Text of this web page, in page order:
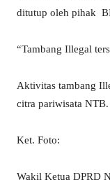
ditutup oleh pihak
“Tambang Illegal
Aktivitas tambang
citra pariwisata
Ket. Foto:
Wakil Ketua DPRD